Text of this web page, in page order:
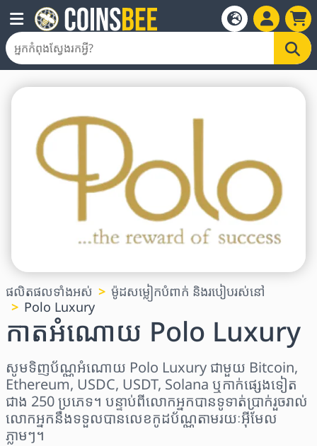
ផលិតផលទាំងអស់
ម៉ូដសម្លៀកបំពាក់ និងរបៀបរស់នៅ
Polo Luxury
កាតអំណោយ Polo Luxury
សូមទិញប័ណ្ណអំណោយ Polo Luxury ជាមួយ Bitcoin,
Ethereum, USDC, USDT, Solana ឬកាក់ផ្សេងទៀត
ជាង 250 ប្រភេទ។ បន្ទាប់ពីលោកអ្នកបានទូទាត់ប្រាក់រួចរាល់
លោកអ្នកនឹងទទួលបានលេខកូដប័ណ្ណតាមរយៈអ៊ីមែល
ភ្លាមៗ។